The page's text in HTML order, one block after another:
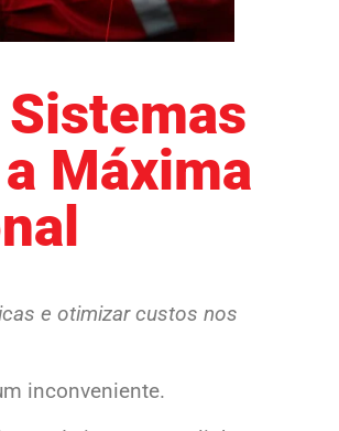
Máxima
e otimizar custos nos
inconveniente.